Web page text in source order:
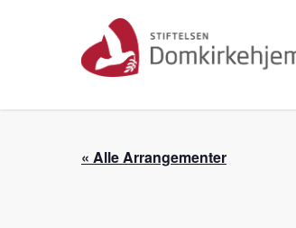
« Alle Arrangementer